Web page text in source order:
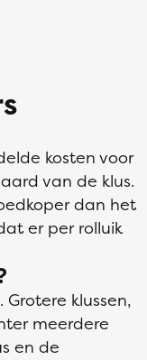
kosten voor
van de klus.
dan het
er per rolluik
klussen,
meerdere
en de